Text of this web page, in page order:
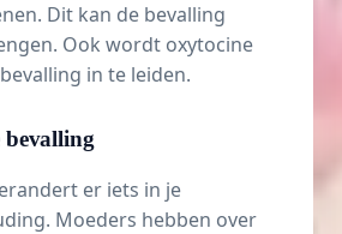
Dit kan de bevalling
Ook wordt oxytocine
in te leiden.
bevalling
er iets in je
Moeders hebben over